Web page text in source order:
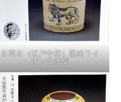
古萬古（江戸中期）藍絵ライ
オン文水指